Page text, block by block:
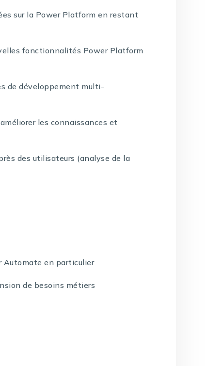
sur la Power Platform en restant
fonctionnalités Power Platform
de développement multi-
les connaissances et
des utilisateurs (analyse de la
Automate en particulier
de besoins métiers